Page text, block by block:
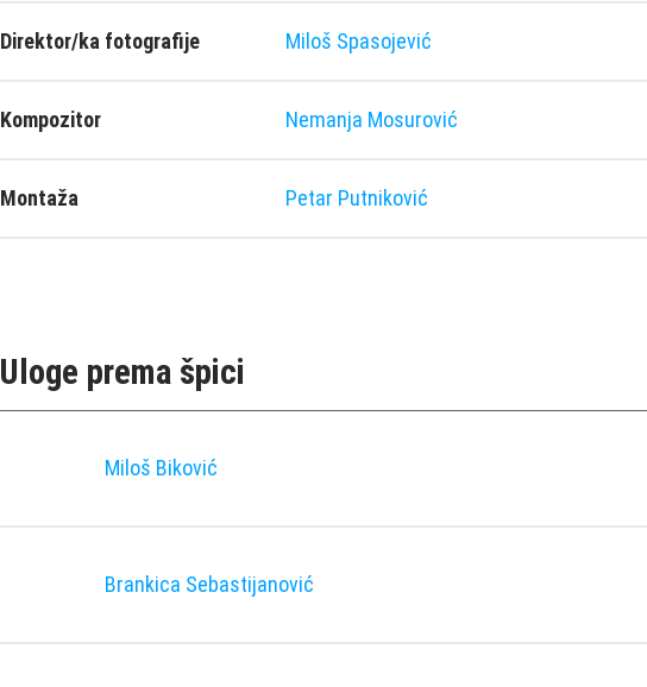
Direktor/ka fotografije Miloš Spasojević
Kompozitor Nemanja Mosurović
Montaža Petar Putniković
Uloge prema špici
Miloš Biković
Brankica Sebastijanović